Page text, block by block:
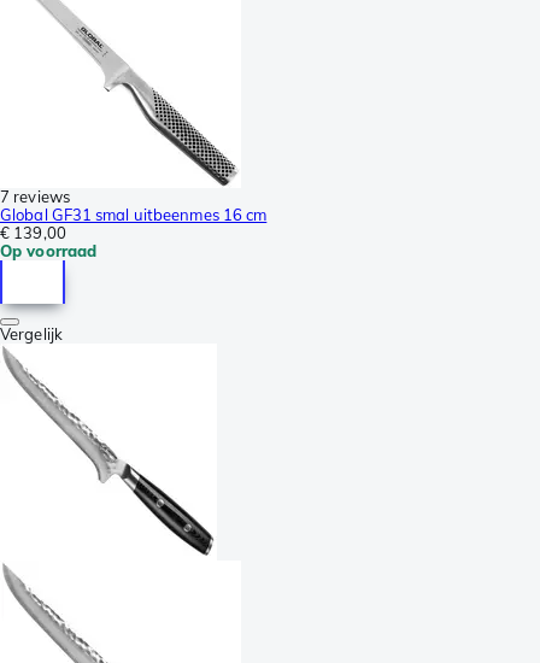
7 reviews
Global GF31 smal uitbeenmes 16 cm
€ 139,00
Op voorraad
Vergelijk